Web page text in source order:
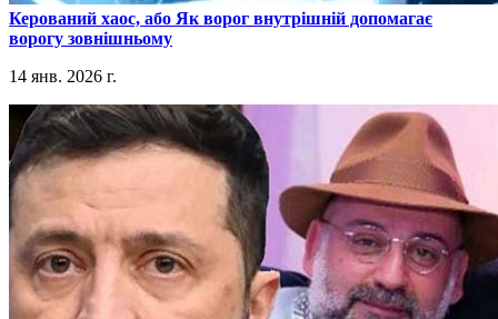
​Керований хаос, або Як ворог внутрішній допомагає
ворогу зовнішньому
14 янв. 2026 г.